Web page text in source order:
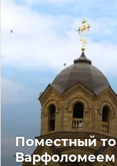
Поместный
Варфоломеем